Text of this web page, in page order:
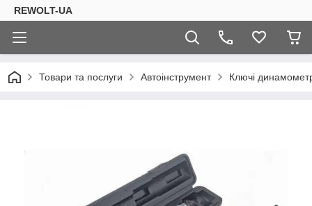
REWOLT-UA
Товари та послуги Автоінструмент Ключі